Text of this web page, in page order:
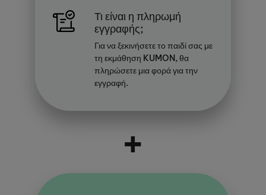
Τι είναι η πληρωμή
εγγραφής;
Για να ξεκινήσετε το παιδί σας με
τη εκμάθηση KUMON, θα
πληρώσετε μια φορά για την
εγγραφή.
+